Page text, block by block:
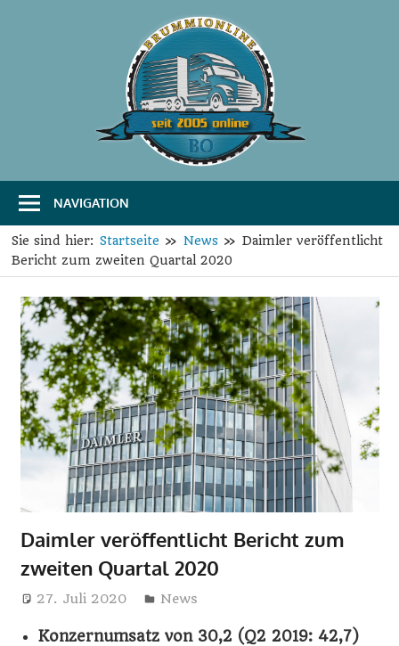
B
r
u
m
m
i
O
n
l
i
n
e
Das
Portal
für
Transport
und
NAVIGATION
Sie sind hier: Startseite News
Daimler veröffentlicht
Bericht zum zweiten Quartal 2020
Daimler veröffentlicht Bericht zum
zweiten Quartal 2020
27. Juli 2020 Harry
News
Konzernumsatz von 30,2 (Q2 2019: 42,7)